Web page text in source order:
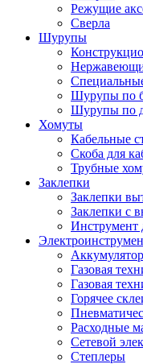
Режущие
Сверла
Шурупы
Шурупы по
Шурупы по
Хомуты
Кабельные
Скоба для
Трубные
Заклепки
Заклепки
Заклепки с
Инструмент
Газовая
Газовая
Горячее
Расходные
Сетевой
Степлеры